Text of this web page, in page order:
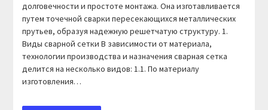
долговечности и простоте монтажа. Она изготавливается
путем точечной сварки пересекающихся металлических
прутьев, образуя надежную решетчатую структуру. 1.
Виды сварной сетки В зависимости от материала,
технологии производства и назначения сварная сетка
делится на несколько видов: 1.1. По материалу
изготовления…